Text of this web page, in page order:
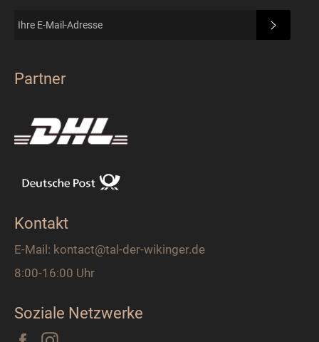
Partner
Kontakt
E-Mail: kontact@tal-der-wikinger.de
8:00-16:00 Uhr
Soziale Netzwerke
Facebook